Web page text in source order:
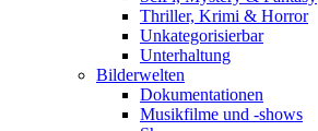
Thriller, Krimi & Horror
Unkategorisierbar
Unterhaltung
Bilderwelten
Dokumentationen
Musikfilme und -shows